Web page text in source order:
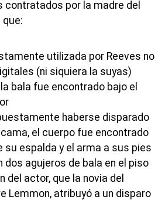
por la madre del
utilizada por Reeves no
(ni siquiera la suyas)
bala fue encontrado bajo el
haberse disparado
el cuerpo fue encontrado
su espalda y el arma a sus pies
dos agujeros de bala en el piso
del actor, que la novia del
Lemmon, atribuyó a un disparo